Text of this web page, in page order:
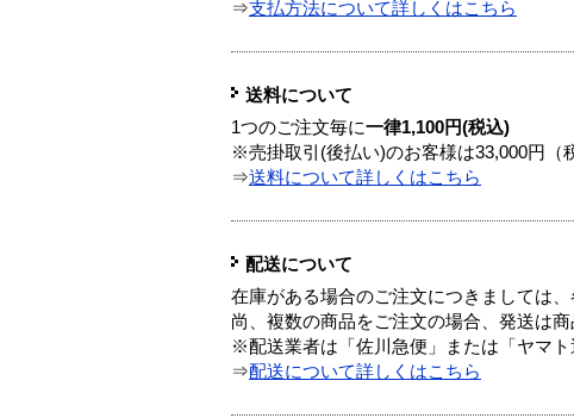
⇒支払方法について詳しくはこちら
送料について
1つのご注文毎に一律1,100円(税込)
※売掛取引(後払い)のお客様は33,000円（
⇒送料について詳しくはこちら
配送について
在庫がある場合のご注文につきましては
尚、複数の商品をご注文の場合、発送は
※配送業者は「佐川急便」または「ヤマ
⇒配送について詳しくはこちら